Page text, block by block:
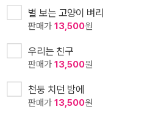
별 보는 고양이 벼리
판매가 13,500원
우리는 친구
판매가 13,500원
천둥 치던 밤에
판매가 13,500원